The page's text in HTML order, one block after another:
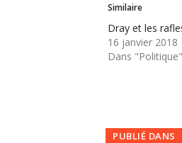
Similaire
Dray et les
16 janvier 2018
Dans "Politique"
PUBLIÉ DANS